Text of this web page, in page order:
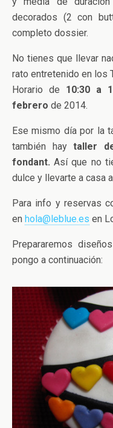
decorados (2 con
completo dossier.
No tienes que llevar
rato entretenido en los
Horario de 10:30 a
febrero de 2014.
Ese mismo día por la
también haytaller
fondant. Así que no
dulce y llevarte a casa
Para info y reservas
en hola@leblue.es en
Prepararemos
pongo a continuación: